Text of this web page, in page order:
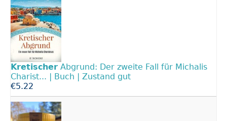
Kretischer Abgrund: Der zweite Fall für Michalis
Charist... | Buch | Zustand gut
€5.22